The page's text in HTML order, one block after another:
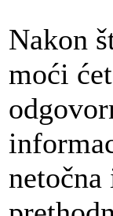
Nakon
moći